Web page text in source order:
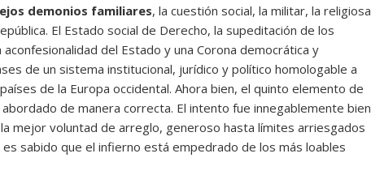
demonios familiares, la cuestión social, la militar, la religiosa
El Estado social de Derecho, la supeditación de los
del Estado y una Corona democrática y
de un sistema institucional, jurídico y político homologable a
de la Europa occidental. Ahora bien, el quinto elemento de
de manera correcta. El intento fue innegablemente bien
mejor voluntad de arreglo, generoso hasta límites arriesgados
sabido que el infierno está empedrado de los más loables